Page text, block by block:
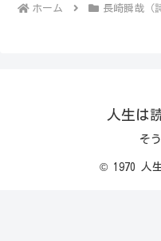
ホーム 長崎瞬哉（
人生は
そ
© 1970 人